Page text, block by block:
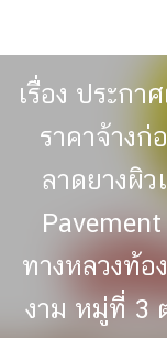
content
เรื่อง ประกา
ราคาจ้างก่
ลาดยางผิ
ทางหลวงท้อ
งาม หมู่ที่ 3